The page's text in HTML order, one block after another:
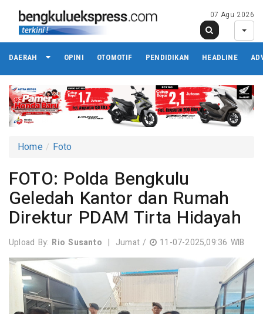
07 Agu 2026
DAERAH OPINI OTOMOTIF PENDIDIKAN HEADLINE
Home Foto
FOTO: Polda Bengkulu
Geledah Kantor dan Rumah
Direktur PDAM Tirta Hidayah
Upload By: Rio Susanto | Jumat / 11-07-2025,09:36 WIB